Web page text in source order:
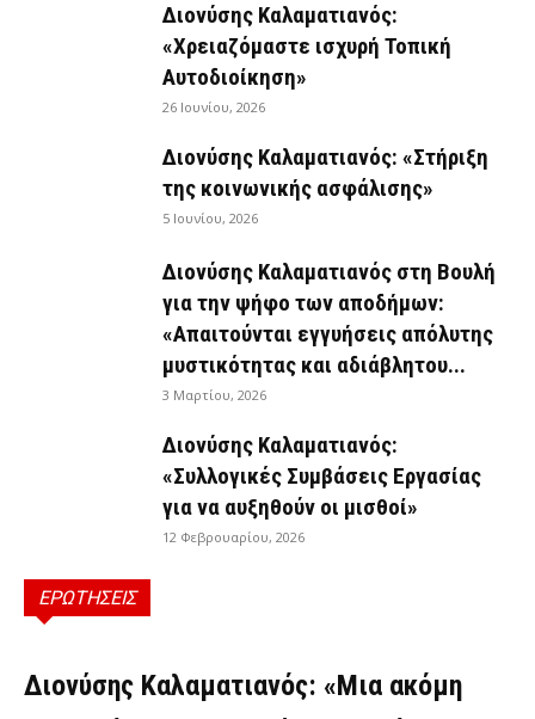
Διονύσης Καλαματιανός:
«Χρειαζόμαστε ισχυρή Τοπική
Αυτοδιοίκηση»
26 Ιουνίου, 2026
Διονύσης Καλαματιανός: «Στήριξη
της κοινωνικής ασφάλισης»
5 Ιουνίου, 2026
Διονύσης Καλαματιανός στη Βουλή
για την ψήφο των αποδήμων:
«Απαιτούνται εγγυήσεις απόλυτης
μυστικότητας και αδιάβλητου...
3 Μαρτίου, 2026
Διονύσης Καλαματιανός:
«Συλλογικές Συμβάσεις Εργασίας
για να αυξηθούν οι μισθοί»
12 Φεβρουαρίου, 2026
ΕΡΩΤΗΣΕΙΣ
ΕΡΩΤΉΣΕΙΣ
Διονύσης Καλαματιανός: «Μια ακόμη